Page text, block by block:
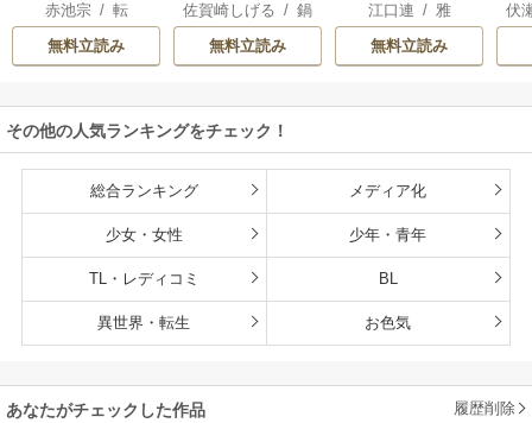
い領地防衛
赤池宗/ 転
無料立読み
ん、剣聖になる
～ただの田舎の剣
術師範だったの
たちが俺を放って
くれない件～
佐賀崎しげる /鍋
島テツヒロ
無料立読み
異世界放浪メシ
江口連 / 雅
無料立読み
伏
その他の人気ランキングをチェック！
総合ランキング メディア化
少女・女性 少年・青年
TL・レディコミ BL
異世界・転生 お色気
あなたがチェックした作品 履歴削除